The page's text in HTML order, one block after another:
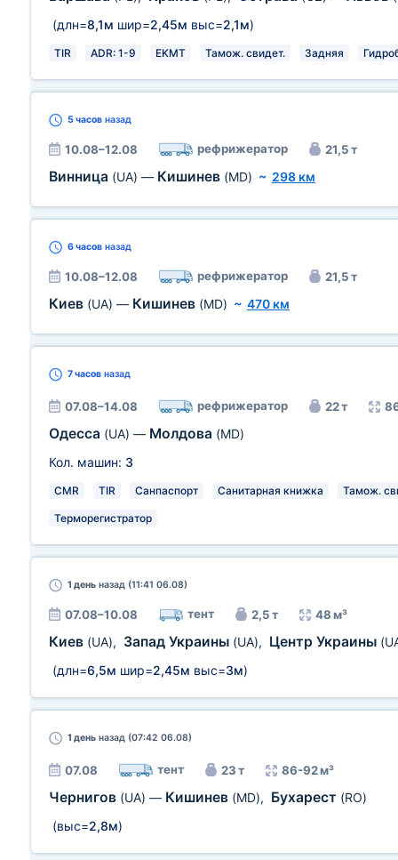
(длн=8,1м шир=2,45м выс=2,1м)
TIR ADR: 1-9 EKMT Тамож. свидет. Задняя
5 часов назад
10.08–12.08 рефрижератор 21,5 т
Винница (UA) — Кишинев (MD) ~ 298 км
6 часов назад
10.08–12.08 рефрижератор 21,5 т
Киев (UA) — Кишинев (MD) ~ 470 км
7 часов назад
07.08–14.08 рефрижератор 22 т
Одесса (UA) — Молдова (MD)
Кол. машин: 3
CMR TIR Санпаспорт Санитарная книжка Тамож.
Терморегистратор
1 день назад (11:41 06.08)
07.08–10.08 тент 2,5 т 48 м³
Киев (UA), Запад Украины (UA), Центр Украины
(длн=6,5м шир=2,45м выс=3м)
1 день назад (07:42 06.08)
07.08 тент 23 т 86-92 м³
Чернигов (UA) — Кишинев (MD), Бухарест (RO)
(выс=2,8м)